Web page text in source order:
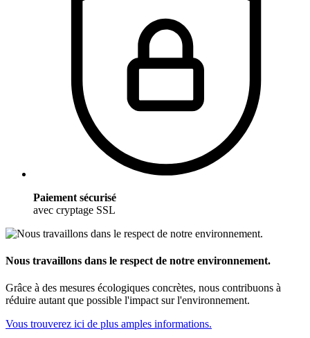
Paiement sécurisé
avec cryptage SSL
Nous travaillons dans le respect de notre environnement.
Grâce à des mesures écologiques concrètes, nous contribuons à
réduire autant que possible l'impact sur l'environnement.
Vous trouverez ici de plus amples informations.